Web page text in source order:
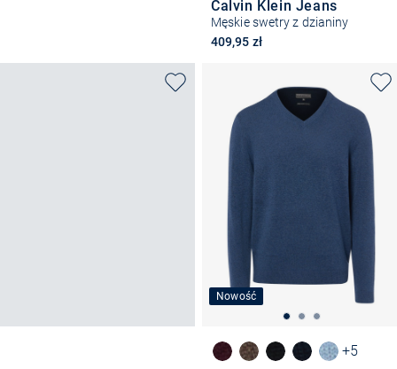
Calvin Klein Jeans
Męskie swetry z dzianiny
409,95 zł
Nowość
+5